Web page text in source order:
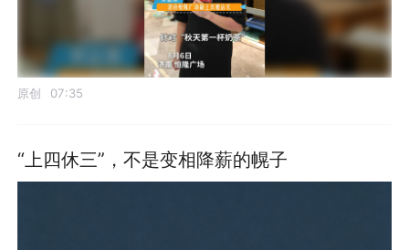
原创 07:35
“上四休三”，不是变相降薪的幌子